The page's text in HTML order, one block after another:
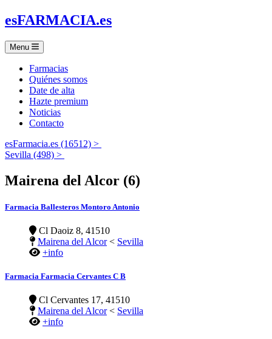
esFARMACIA.es
Menu
Farmacias
Quiénes somos
Date de alta
Hazte premium
Noticias
Contacto
esFarmacia.es (16512) >
Sevilla (498) >
Mairena del Alcor (6)
Farmacia Ballesteros Montoro Antonio
Cl Daoiz 8, 41510
Mairena del Alcor< Sevilla
+info
Farmacia Farmacia Cervantes C B
Cl Cervantes 17, 41510
Mairena del Alcor< Sevilla
+info